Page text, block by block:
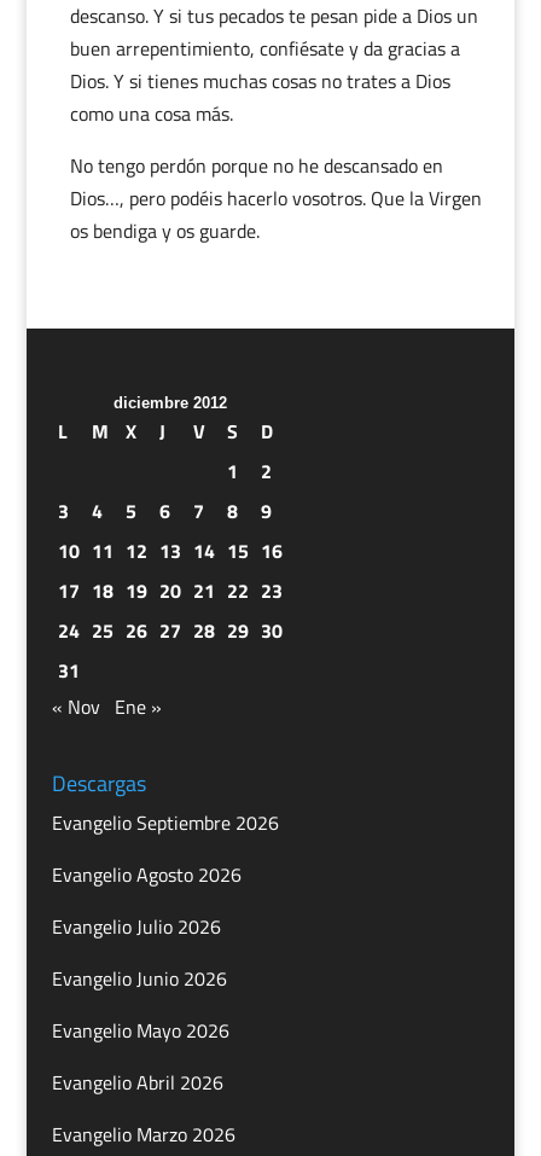
descanso. Y si tus pecados te pesan pide a Dios un
buen arrepentimiento, confiésate y da gracias a
Dios. Y si tienes muchas cosas no trates a Dios
como una cosa más.
No tengo perdón porque no he descansado en
Dios…, pero podéis hacerlo vosotros. Que la Virgen
os bendiga y os guarde.
diciembre 2012
L M X J V S
D
1
2
3
4 5 6 7 8
9
10 11 12 13 14 15 16
17 18 19 20 21 22 23
24 25 26 27 28 29 30
31
« Nov Ene »
Descargas
Evangelio Septiembre 2026
Evangelio Agosto 2026
Evangelio Julio 2026
Evangelio Junio 2026
Evangelio Mayo 2026
Evangelio Abril 2026
Evangelio Marzo 2026